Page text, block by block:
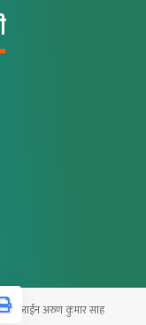
डिजाईन अरुण कुमार साह